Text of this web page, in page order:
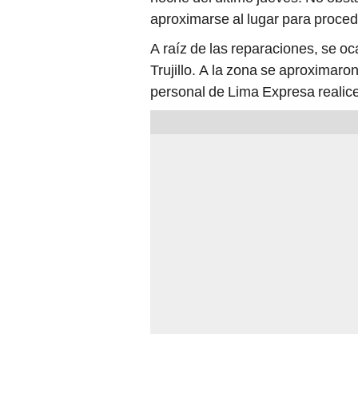
aproximarse al lugar para
A raíz de las reparaciones, se
Trujillo. A la zona se
personal de Lima Expresa